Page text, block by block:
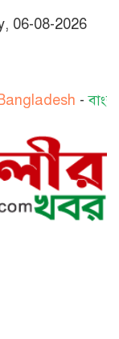
06-08-2026
- বাংলাদেশের